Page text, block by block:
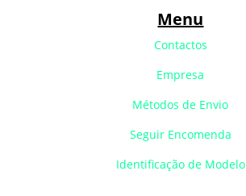
Menu
Contactos
Empresa
Métodos de Envio
Seguir Encomenda
Identificação de Modelo